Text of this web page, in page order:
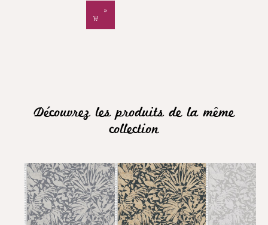
Découvrez les produits de la même
collection